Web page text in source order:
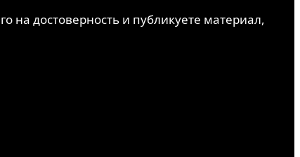
на достоверность и публикуете материал,